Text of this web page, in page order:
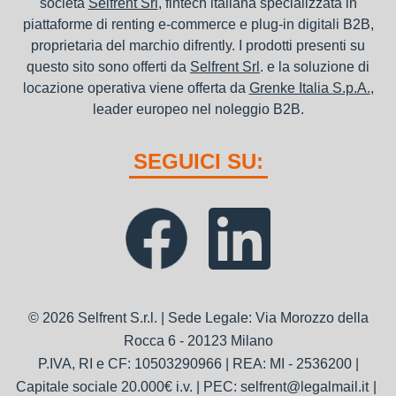
società Selfrent Srl , fintech italiana specializzata in
piattaforme di renting e-commerce e plug-in digitali B2B,
proprietaria del marchio difrently. I prodotti presenti su
questo sito sono offerti da Selfrent Srl . e la soluzione di
locazione operativa viene offerta da Grenke Italia S.p.A.,
leader europeo nel noleggio B2B.
SEGUICI SU:
© 2026 Selfrent S.r.l. | Sede Legale: Via Morozzo della
Rocca 6 - 20123 Milano
P.IVA, RI e CF: 10503290966 | REA: MI - 2536200 |
Capitale sociale 20.000€ i.v. | PEC: selfrent@legalmail.it